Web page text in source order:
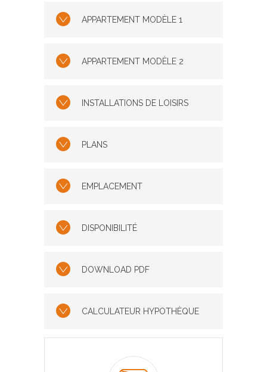
APPARTEMENT MODÈLE 1
APPARTEMENT MODÈLE 2
INSTALLATIONS DE LOISIRS
PLANS
EMPLACEMENT
DISPONIBILITÉ
DOWNLOAD PDF
CALCULATEUR HYPOTHÈQUE